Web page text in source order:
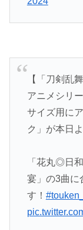
【「刀剣乱
アニメシリ
サイズ用に
ク」が本日
「花丸◎日
宴」の3曲に
す！